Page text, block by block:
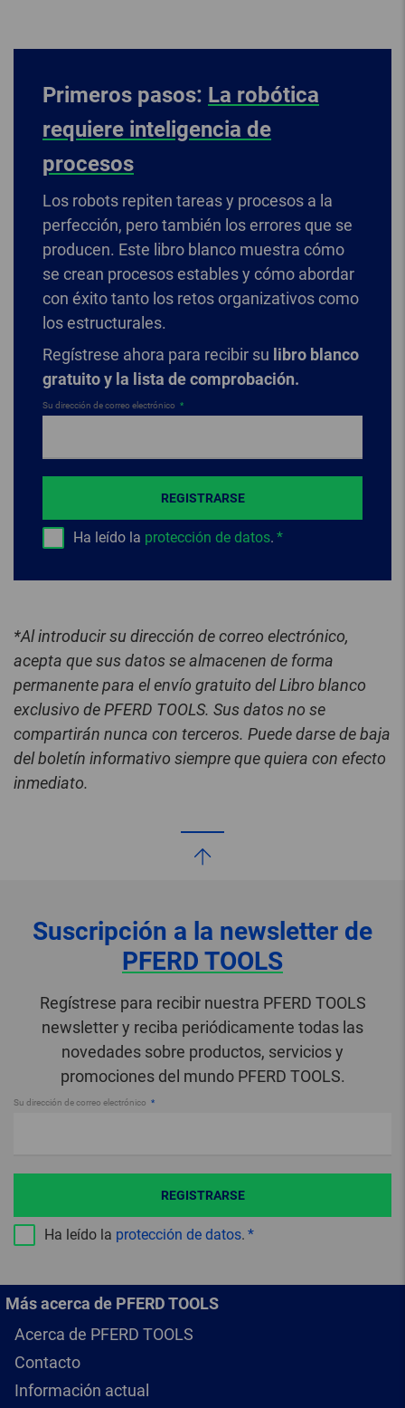
Primeros pasos: La robótica
requiere inteligencia de
procesos
Los robots repiten tareas y procesos a la
perfección, pero también los errores que se
producen. Este libro blanco muestra cómo
se crean procesos estables y cómo abordar
con éxito tanto los retos organizativos como
los estructurales.
Regístrese ahora para recibir su libro blanco
gratuito y la lista de comprobación.
Su dirección de correo electrónico
Ha leído la protección de datos.
REGISTRARSE
*Al introducir su dirección de correo electrónico,
acepta que sus datos se almacenen de forma
permanente para el envío gratuito del Libro blanco
exclusivo de PFERD TOOLS. Sus datos no se
compartirán nunca con terceros. Puede darse de baja
del boletín informativo siempre que quiera con efecto
inmediato.
Suscripción a la newsletter de
PFERD TOOLS
Regístrese para recibir nuestra PFERD TOOLS
newsletter y reciba periódicamente todas las
novedades sobre productos, servicios y
promociones del mundo PFERD TOOLS.
Su dirección de correo electrónico
Ha leído la protección de datos.
REGISTRARSE
Más acerca de PFERD TOOLS
Acerca de PFERD TOOLS
Contacto
Información actual